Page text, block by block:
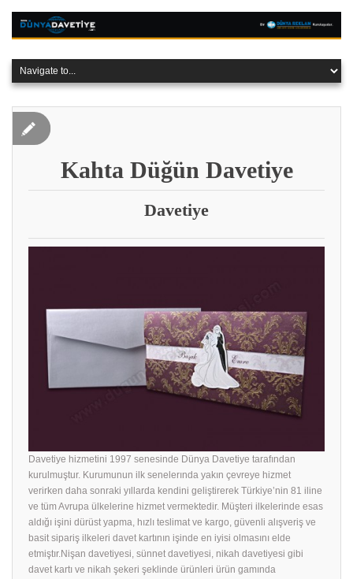
Kahta Düğün Davetiye
Davetiye
Davetiye hizmetini 1997 senesinde Dünya Davetiye tarafından
kurulmuştur. Kurumunun ilk senelerında yakın çevreye hizmet
verirken daha sonraki yıllarda kendini geliştirerek Türkiye’nin 81 iline
ve tüm Avrupa ülkelerine hizmet vermektedir. Müşteri ilkelerinde esas
aldığı işini dürüst yapma, hızlı teslimat ve kargo, güvenli alışveriş ve
basit sipariş ilkeleri davet kartının işinde en iyisi olmasını elde
etmiştır.Nişan davetiyesi, sünnet davetiyesi, nikah davetiyesi gibi
davet kartı ve nikah şekeri şeklinde ürünleri ürün gamında